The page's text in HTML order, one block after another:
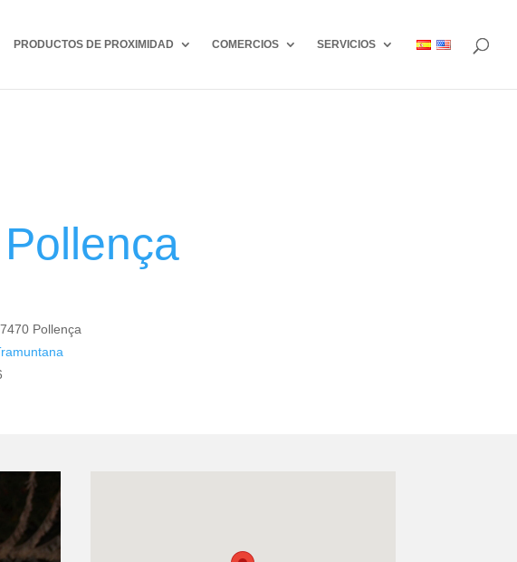
PRODUCTOS DE PROXIMIDAD COMERCIOS SERVICIOS
Pollença